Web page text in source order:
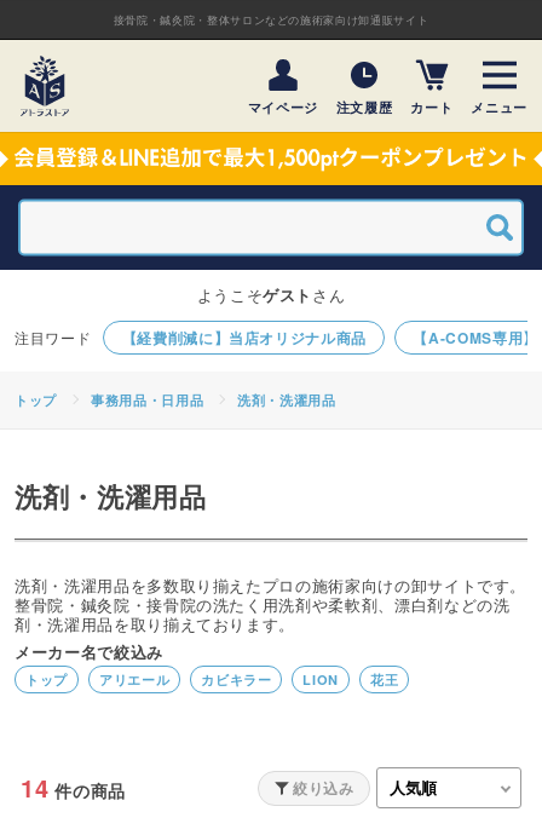
接骨院・鍼灸院・整体サロンなどの施術家向け卸通販サイト
マイページ 注文履歴 カート メニュー
【経費削減に】当店オリジナル商品 【A-COMS専用
ようこそゲスト さん
トップ 事務用品・日用品 洗剤・洗濯用品
洗剤・洗濯用品
洗剤・洗濯用品を多数取り揃えたプロの施術家向けの卸サイトです。
整骨院・鍼灸院・接骨院の洗たく用洗剤や柔軟剤、漂白剤などの洗
剤・洗濯用品を取り揃えております。
メーカー名で絞込み
トップ アリエール カビキラー LION 花王
14 件の商品 絞り込み